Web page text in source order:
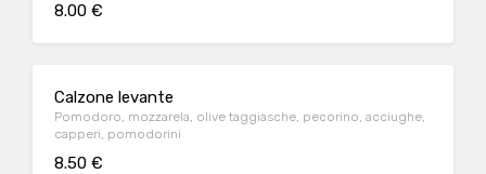
8.00 €
Calzone levante
Pomodoro, mozzarela, olive taggiasche, pecorino, acciughe,
capperi, pomodorini
8.50 €